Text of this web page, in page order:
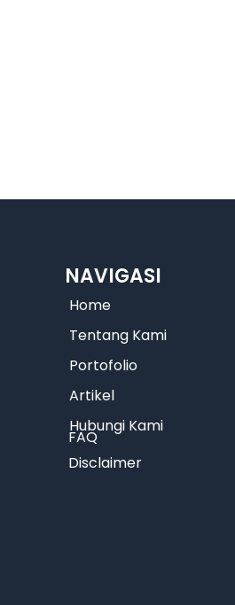
NAVIGASI
Home
Tentang Kami
Portofolio
Artikel
Hubungi Kami
FAQ
Disclaimer